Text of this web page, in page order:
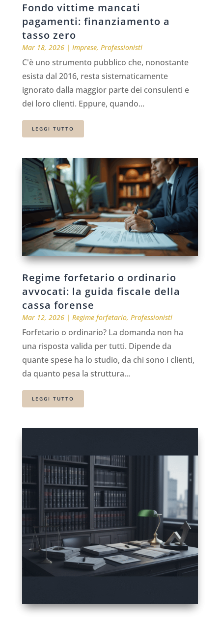
Fondo vittime mancati
pagamenti: finanziamento a
tasso zero
Mar 18, 2026| Imprese, Professionisti
C'è uno strumento pubblico che, nonostante
esista dal 2016, resta sistematicamente
ignorato dalla maggior parte dei consulenti e
dei loro clienti. Eppure, quando...
LEGGI TUTTO
Regime forfetario o ordinario
avvocati: la guida fiscale della
cassa forense
Mar 12, 2026| Regime forfetario, Professionisti
Forfetario o ordinario? La domanda non ha
una risposta valida per tutti. Dipende da
quante spese ha lo studio, da chi sono i clienti,
da quanto pesa la struttura...
LEGGI TUTTO